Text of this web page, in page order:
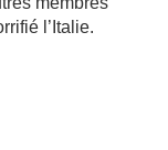
l’Italie.